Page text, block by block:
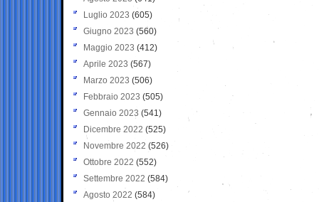
Luglio 2023 (605)
Giugno 2023 (560)
Maggio 2023 (412)
Aprile 2023 (567)
Marzo 2023 (506)
Febbraio 2023 (505)
Gennaio 2023 (541)
Dicembre 2022 (525)
Novembre 2022 (526)
Ottobre 2022 (552)
Settembre 2022 (584)
Agosto 2022 (584)